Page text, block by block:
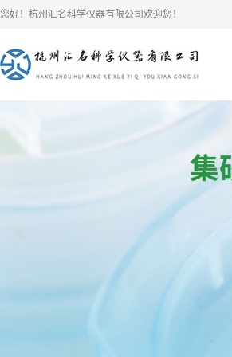
您好！杭州汇名科学仪器有限公司欢迎您！